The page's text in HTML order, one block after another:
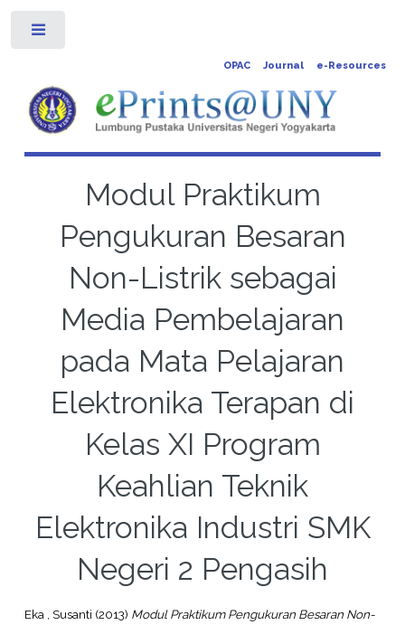
OPAC Journal e-Resources
Modul Praktikum
Pengukuran Besaran
Non-Listrik sebagai
Media Pembelajaran
pada Mata Pelajaran
Elektronika Terapan di
Kelas XI Program
Keahlian Teknik
Elektronika Industri SMK
Negeri 2 Pengasih
Eka , Susanti (2013) Modul Praktikum Pengukuran Besaran Non-